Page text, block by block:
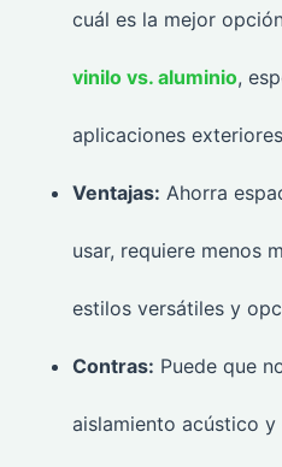
cuál es la mejor
vinilo vs. aluminio,
aplicaciones
Ventajas: Ahorra
usar, requiere menos
estilos versátiles y
Contras: Puede que
aislamiento acústico